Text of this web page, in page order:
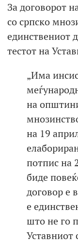
За договорот
со српско
единствениот
тестот на
„Има
на
на 19
потпис на
биде
договор е
е
што не го
Уставниот